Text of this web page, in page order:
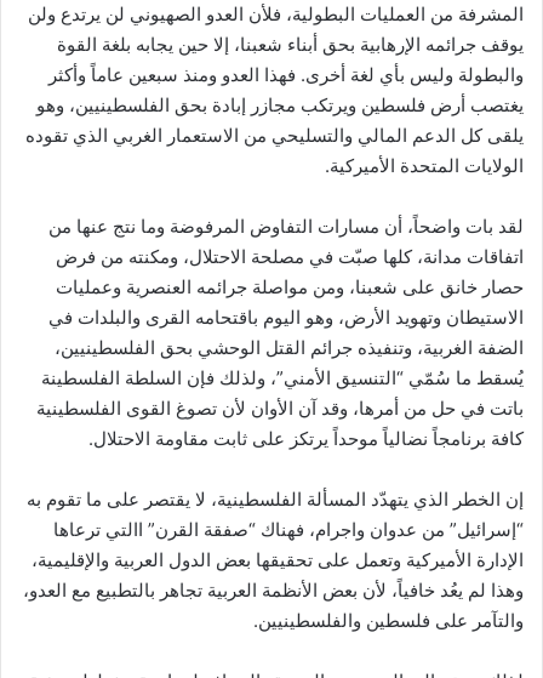
المشرفة من العمليات البطولية، فلأن العدو الصهيوني لن يرتدع ولن
يوقف جرائمه الإرهابية بحق أبناء شعبنا، إلا حين يجابه بلغة القوة
والبطولة وليس بأي لغة أخرى. فهذا العدو ومنذ سبعين عاماً وأكثر
يغتصب أرض فلسطين ويرتكب مجازر إبادة بحق الفلسطينيين، وهو
يلقى كل الدعم المالي والتسليحي من الاستعمار الغربي الذي تقوده
الولايات المتحدة الأميركية.
لقد بات واضحاً، أن مسارات التفاوض المرفوضة وما نتج عنها من
اتفاقات مدانة، كلها صبّت في مصلحة الاحتلال، ومكنته من فرض
حصار خانق على شعبنا، ومن مواصلة جرائمه العنصرية وعمليات
الاستيطان وتهويد الأرض، وهو اليوم باقتحامه القرى والبلدات في
الضفة الغربية، وتنفيذه جرائم القتل الوحشي بحق الفلسطينيين،
يُسقط ما سُمّي “التنسيق الأمني”، ولذلك فإن السلطة الفلسطينة
باتت في حل من أمرها، وقد آن الأوان لأن تصوغ القوى الفلسطينية
كافة برنامجاً نضالياً موحداً يرتكز على ثابت مقاومة الاحتلال.
إن الخطر الذي يتهدّد المسألة الفلسطينية، لا يقتصر على ما تقوم به
“إسرائيل” من عدوان واجرام، فهناك “صفقة القرن” االتي ترعاها
الإدارة الأميركية وتعمل على تحقيقها بعض الدول العربية والإقليمية،
وهذا لم يعُد خافياً، لأن بعض الأنظمة العربية تجاهر بالتطبيع مع العدو،
والتآمر على فلسطين والفلسطينيين.